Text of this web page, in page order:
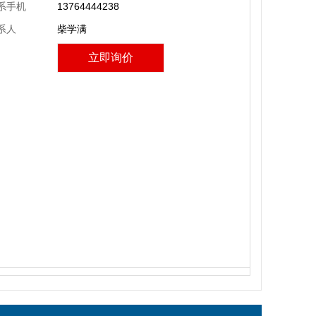
手机
13764444238
人
柴学满
立即询价